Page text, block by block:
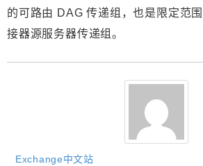
的可路由 DAG 传递组，也是限定范
接器源服务器传递组。
Exchange中文站